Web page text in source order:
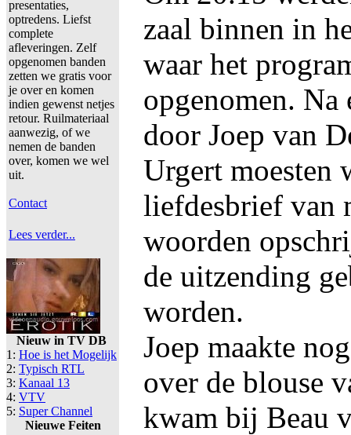
presentaties,
optredens. Liefst
complete
afleveringen. Zelf
opgenomen banden
zetten we gratis voor
je over en komen
indien gewenst netjes
retour. Ruilmateriaal
aanwezig, of we
nemen de banden
over, komen we wel
uit.
Contact
Lees verder...
Nieuw in TV DB
1: Hoe is het Mogelijk
2: Typisch RTL
3: Kanaal 13
4: VTV
5: Super Channel
Nieuwe Feiten
zaal binnen in
waar het
opgenomen.
door Joep van
Urgert moesten
liefdesbrief van
woorden
de uitzending
worden.
Joep maakte
over de blouse
kwam bij Beau